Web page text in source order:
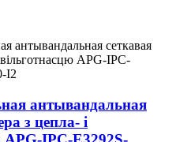
антывандальная
з цепла- і